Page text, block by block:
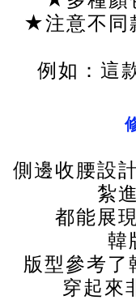
★注意不同
例如：這
側邊收腰設
紮
都能展
韓
版型參考了
穿起來